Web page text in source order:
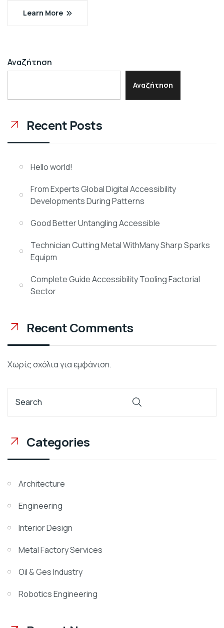
Learn More
Αναζήτηση
Αναζήτηση
Recent Posts
Hello world!
From Experts Global Digital Accessibility
Developments During Patterns
Good Better Untangling Accessible
Technician Cutting Metal WithMany Sharp Sparks
Equipm
Complete Guide Accessibility Tooling Factorial
Sector
Recent Comments
Χωρίς σχόλια για εμφάνιση.
Categories
Architecture
Engineering
Interior Design
Metal Factory Services
Oil & Ges Industry
Robotics Engineering